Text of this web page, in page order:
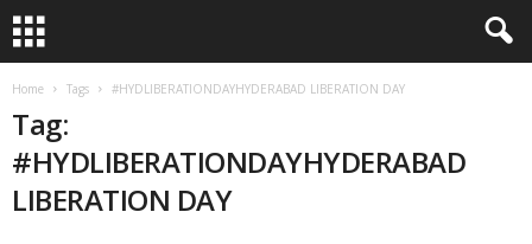
Home Tags #HYDLIBERATIONDAYHYDERABAD LIBERATION DAY
Tag:
#HYDLIBERATIONDAYHYDERABAD
LIBERATION DAY